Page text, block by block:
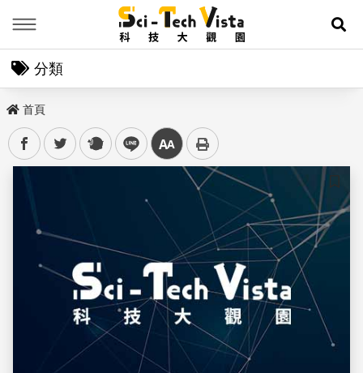
展
分類
首頁
facebooktwitter plurk line 中
儲存